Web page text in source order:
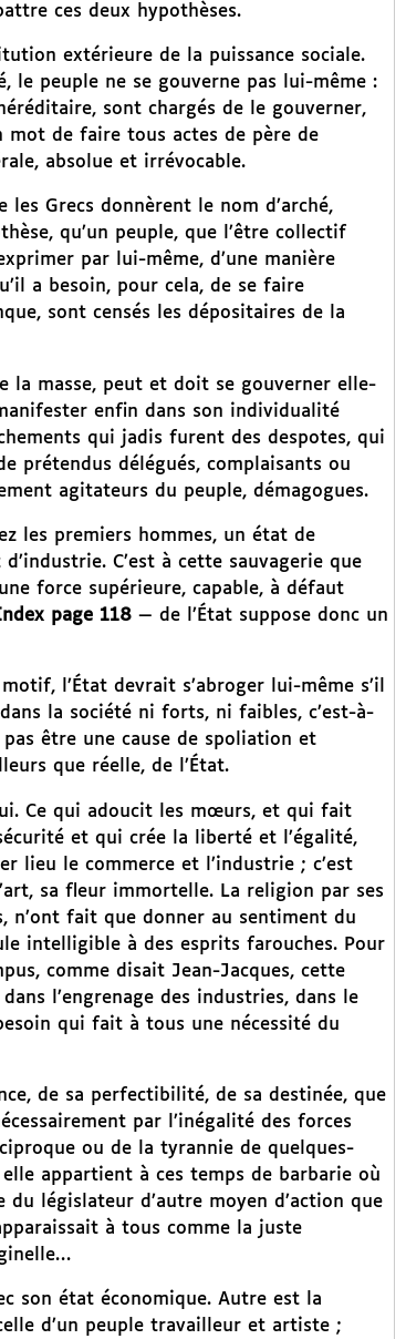
ces deux hypothèses.
extérieure de la puissance sociale.
le peuple ne se gouverne pas lui-même :
sont chargés de le gouverner,
de faire tous actes de père de
absolue et irrévocable.
Grecs donnèrent le nom d’arché,
qu’un peuple, que l’être collectif
par lui-même, d’une manière
a besoin, pour cela, de se faire
sont censés les dépositaires de la
la masse, peut et doit se gouverner elle-
enfin dans son individualité
qui jadis furent des despotes, qui
prétendus délégués, complaisants ou
agitateurs du peuple, démagogues.
les premiers hommes, un état de
C’est à cette sauvagerie que
force supérieure, capable, à défaut
page 118— de l’État suppose donc un
l’État devrait s’abroger lui-même s’il
la société ni forts, ni faibles, c’est-à-
être une cause de spoliation et
que réelle, de l’État.
Ce qui adoucit les mœurs, et qui fait
et qui crée la liberté et l’égalité,
lieu le commerce et l’industrie ; c’est
sa fleur immortelle. La religion par ses
n’ont fait que donner au sentiment du
intelligible à des esprits farouches. Pour
comme disait Jean-Jacques, cette
l’engrenage des industries, dans le
qui fait à tous une nécessité du
de sa perfectibilité, de sa destinée, que
par l’inégalité des forces
ou de la tyrannie de quelques-
appartient à ces temps de barbarie où
du législateur d’autre moyen d’action que
à tous comme la juste
son état économique. Autre est la
d’un peuple travailleur et artiste ;